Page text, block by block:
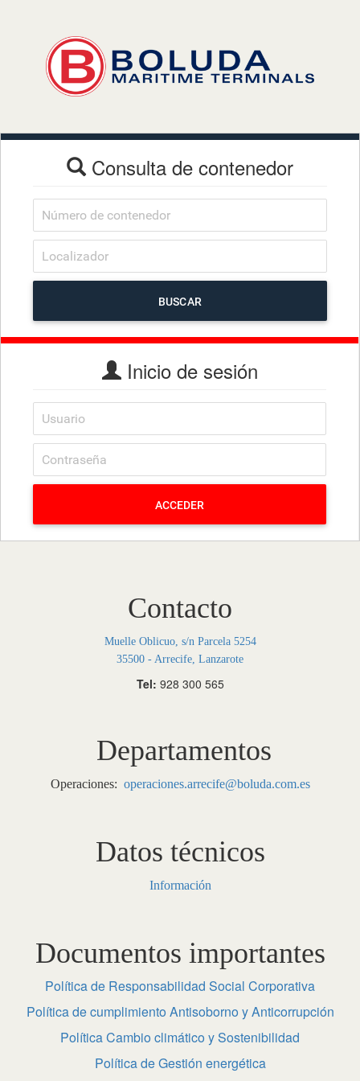
Consulta de contenedor
BUSCAR
Inicio de sesión
ACCEDER
Contacto
Muelle Oblicuo, s/n Parcela 5254
35500 - Arrecife, Lanzarote
Tel: 928 300 565
Departamentos
Operaciones: operaciones.arrecife@boluda.com.es
Datos técnicos
Información
Documentos importantes
Política de Responsabilidad Social Corporativa
Política de cumplimiento Antisoborno y Anticorrupción
Política Cambio climático y Sostenibilidad
Política de Gestión energética